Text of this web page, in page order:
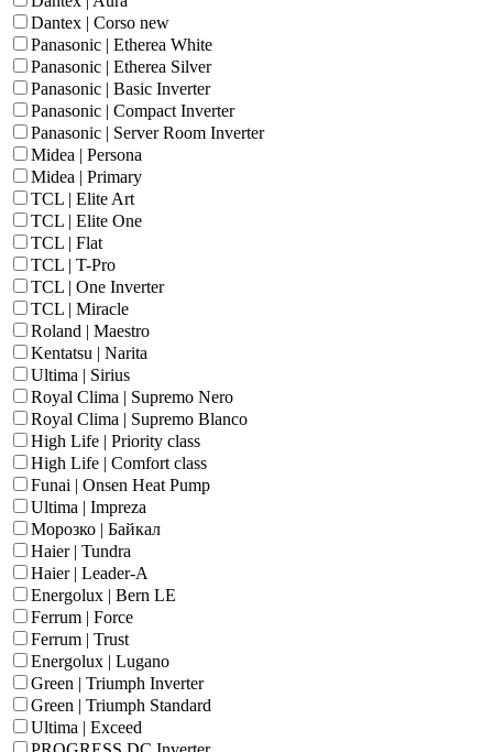
Dantex | Corso new
Panasonic | Etherea White
Panasonic | Etherea Silver
Panasonic | Basic Inverter
Panasonic | Compact Inverter
Panasonic | Server Room Inverter
Midea | Persona
Midea | Primary
TCL | Elite Art
TCL | Elite One
TCL | Flat
TCL | T-Pro
TCL | One Inverter
TCL | Miracle
Roland | Maestro
Kentatsu | Narita
Ultima | Sirius
Royal Clima | Supremo Nero
Royal Clima | Supremo Blanco
High Life | Priority class
High Life | Comfort class
Funai | Onsen Heat Pump
Ultima | Impreza
Морозко | Байкал
Haier | Tundra
Haier | Leader-A
Energolux | Bern LE
Ferrum | Force
Ferrum | Trust
Energolux | Lugano
Green | Triumph Inverter
Green | Triumph Standard
Ultima | Exceed